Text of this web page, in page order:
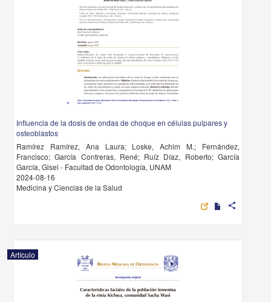
Influencia de la dosis de ondas de choque en células pulpares y
osteoblastos
Ramírez Ramírez, Ana Laura; Loske, Achim M.; Fernández,
Francisco; García Contreras, René; Ruíz Díaz, Roberto; García
García, Gisel - Facultad de Odontología, UNAM
2024-08-16
Medicina y Ciencias de la Salud
share
Artículo